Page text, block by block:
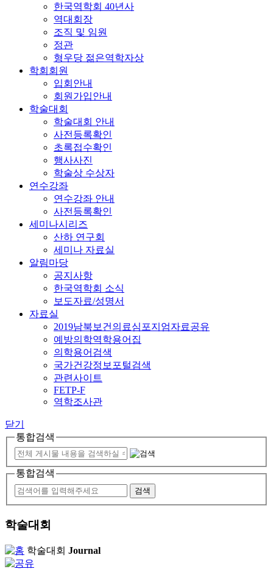
한국역학회 40년사
역대회장
조직 및 임원
정관
형우당 젊은역학자상
학회회원
입회안내
회원가입안내
학술대회
학술대회 안내
사전등록확인
초록접수확인
행사사진
학술상 수상자
연수강좌
연수강좌 안내
사전등록확인
세미나시리즈
산하 연구회
세미나 자료실
알림마당
공지사항
한국역학회 소식
보도자료/성명서
자료실
2019남북보건의료심포지엄자료공유
예방의학역학용어집
의학용어검색
국가건강정보포털검색
관련사이트
FETP-F
역학조사관
닫기
통합검색
통합검색
학술대회
학술대회 Journal